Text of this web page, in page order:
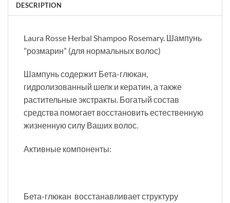
DESCRIPTION
Laura Rosse Herbal Shampoo Rosemary. Шампунь
”розмарин” (для нормальных волос)
Шампунь содержит Бета-глюкан,
гидролизованный шелк и кератин, а также
растительные экстракты. Богатый состав
средства помогает восстановить естественную
жизненную силу Ваших волос.
Активные компоненты:
Бета-глюкан восстанавливает структуру